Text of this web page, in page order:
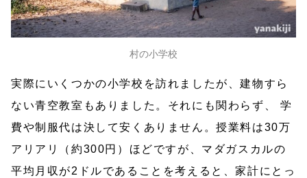
村の小学校
実際にいくつかの小学校を訪れましたが、建物すら
ない青空教室もありました。それにも関わらず、 学
費や制服代は決して安くありません。授業料は30万
アリアリ（約300円）ほどですが、マダガスカルの
平均月収が2ドルであることを考えると、家計にとっ